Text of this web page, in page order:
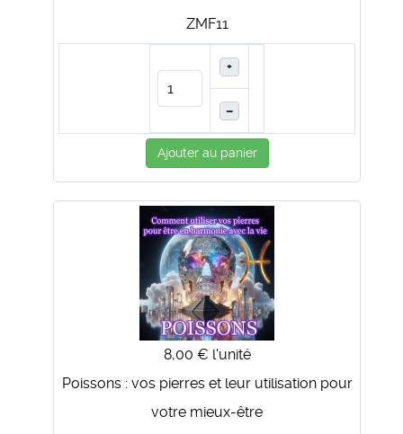
ZMF11
+
–
Ajouter au panier
8,00 € l'unité
Poissons : vos pierres et leur utilisation pour
votre mieux-être